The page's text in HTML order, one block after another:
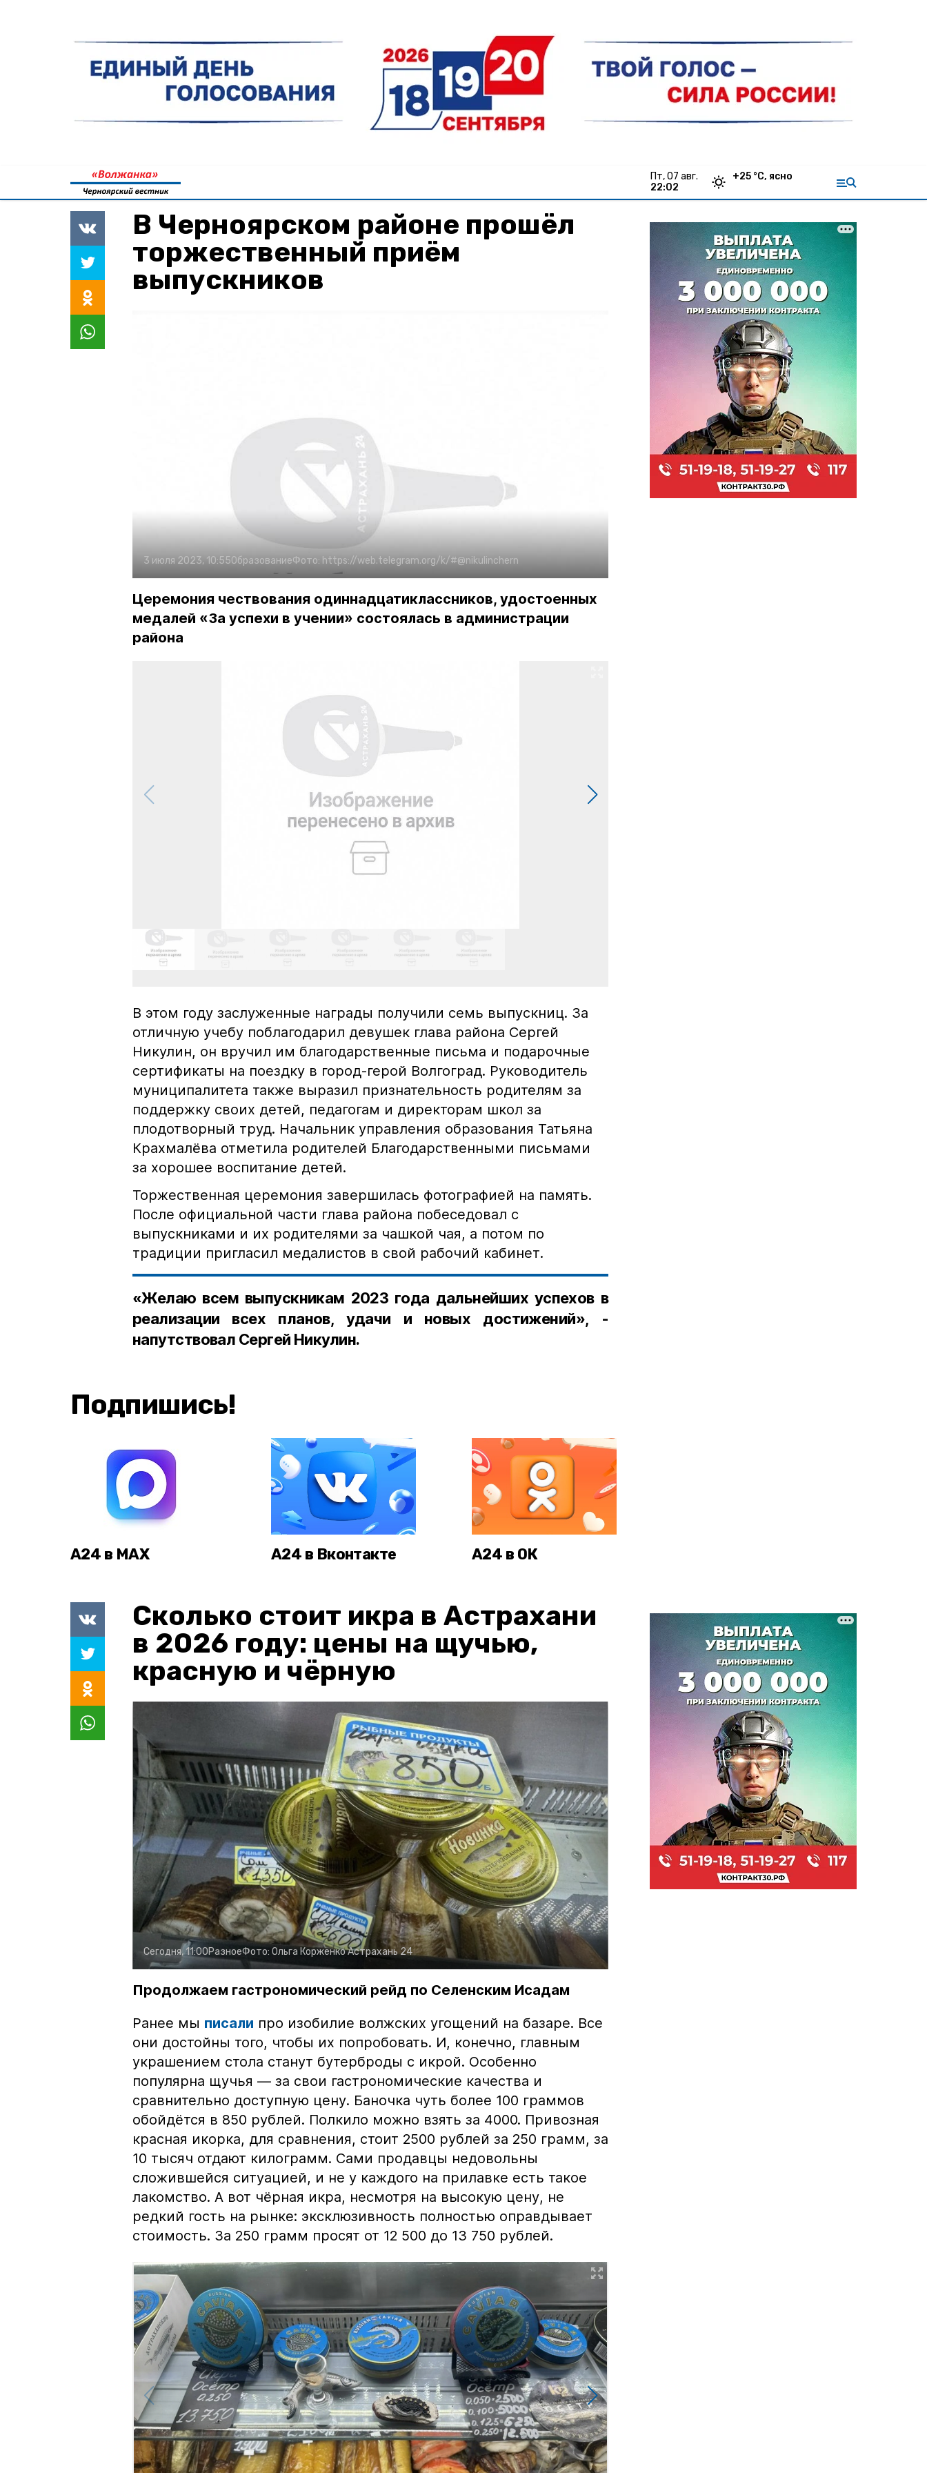
пт, 07 авг.
22:02
+25 °С, ясно
В Черноярском районе прошёл
торжественный приём
выпускников
3 июля 2023, 10:55ОбразованиеФото: https://web.telegram.org/k/#@nikulinchern
Церемония чествования одиннадцатиклассников, удостоенных
медалей «За успехи в учении» состоялась в администрации
района
В этом году заслуженные награды получили семь выпускниц. За
отличную учебу поблагодарил девушек глава района Сергей
Никулин, он вручил им благодарственные письма и подарочные
сертификаты на поездку в город-герой Волгоград. Руководитель
муниципалитета также выразил признательность родителям за
поддержку своих детей, педагогам и директорам школ за
плодотворный труд. Начальник управления образования Татьяна
Крахмалёва отметила родителей Благодарственными письмами
за хорошее воспитание детей.
Торжественная церемония завершилась фотографией на память.
После официальной части глава района побеседовал с
выпускниками и их родителями за чашкой чая, а потом по
традиции пригласил медалистов в свой рабочий кабинет.
«Желаю всем выпускникам 2023 года дальнейших успехов в
реализации всех планов, удачи и новых достижений», -
напутствовал Сергей Никулин.
Подпишись!
А24 в MAX А24 в Вконтакте А24 в ОК
Сколько стоит икра в Астрахани
в 2026 году: цены на щучью,
красную и чёрную
Сегодня, 11:00РазноеФото: Ольга КорженкоАстрахань 24
Продолжаем гастрономический рейд по Селенским Исадам
Ранее мы писали про изобилие волжских угощений на базаре. Все
они достойны того, чтобы их попробовать. И, конечно, главным
украшением стола станут бутерброды с икрой. Особенно
популярна щучья — за свои гастрономические качества и
сравнительно доступную цену. Баночка чуть более 100 граммов
обойдётся в 850 рублей. Полкило можно взять за 4000. Привозная
красная икорка, для сравнения, стоит 2500 рублей за 250 грамм, за
10 тысяч отдают килограмм. Сами продавцы недовольны
сложившейся ситуацией, и не у каждого на прилавке есть такое
лакомство. А вот чёрная икра, несмотря на высокую цену, не
редкий гость на рынке: эксклюзивность полностью оправдывает
стоимость. За 250 грамм просят от 12 500 до 13 750 рублей.